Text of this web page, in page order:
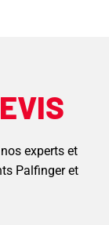
experts et
Palfinger et